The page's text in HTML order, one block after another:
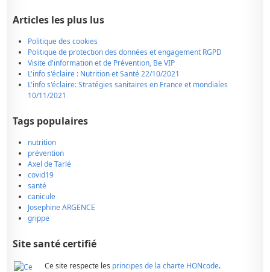
Articles les plus lus
Politique des cookies
Politique de protection des données et engagement RGPD
Visite d'information et de Prévention, Be VIP
L'info s'éclaire : Nutrition et Santé 22/10/2021
L'info s'éclaire: Stratégies sanitaires en France et mondiales
10/11/2021
Tags populaires
nutrition
prévention
Axel de Tarlé
covid19
santé
canicule
Josephine ARGENCE
grippe
Site santé certifié
Ce site respecte les principes de la charte HONcode.